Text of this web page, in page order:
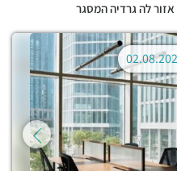
אזור לה גרדיה המסגר